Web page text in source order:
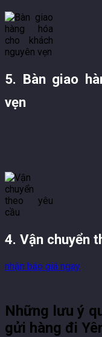
5. Bàn giao
vẹn
4. Vận chuyển
nhận báo giá ngay
Những lưu ý
gửi hàng đi